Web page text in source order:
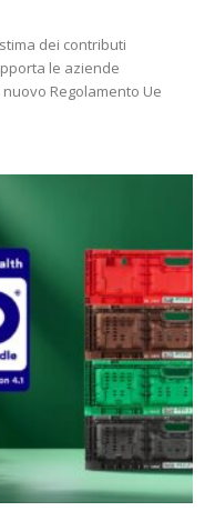
dei contributi
le aziende
Regolamento Ue